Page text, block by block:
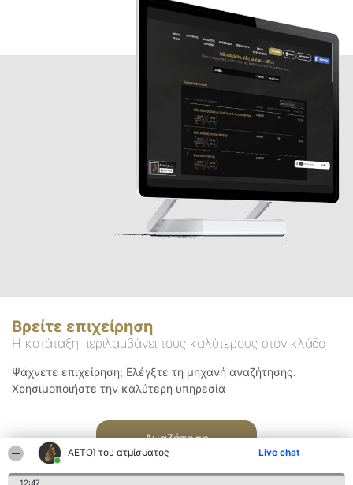
ΑΕΤΟΊ του ατμίσματος Live chat
12:47
Βρείτε επιχείρηση
Η κατάταξη περιλαμβάνει τους καλύτερους στον κλάδο
Ψάχνετε επιχείρηση; Ελέγξτε τη μηχανή αναζήτησης.
Χρησιμοποιήστε την καλύτερη υπηρεσία
Αναζήτηση